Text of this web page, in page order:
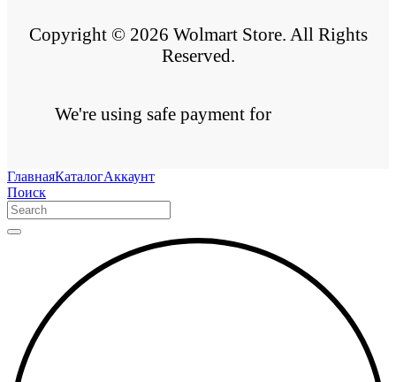
Copyright © 2026 Wolmart Store. All Rights
Reserved.
We're using safe payment for
ГлавнаяКаталогАккаунт
Поиск